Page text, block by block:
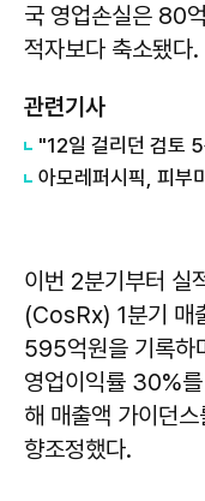
국 영업손실은 80
적자보다 축소됐다.
관련기사
이번 2분기부터 실
(CosRx) 1분기 매
595억원을 기록하
영업이익률 30%
해 매출액 가이던
향조정했다.